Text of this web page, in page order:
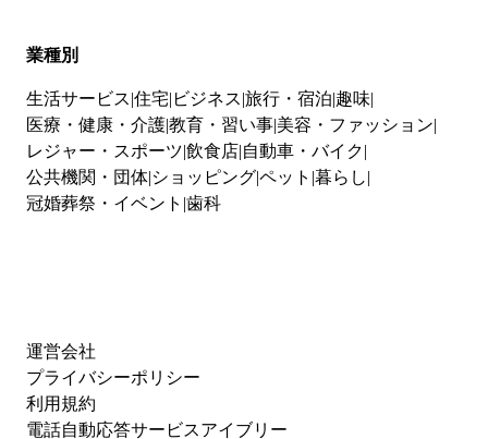
業種別
生活サービス 住宅 ビジネス 旅行・宿泊 趣味
医療・健康・介護教育・習い事 美容・ファッション
レジャー・スポーツ 飲食店 自動車・バイク
公共機関・団体 ショッピングペット 暮らし
冠婚葬祭・イベント 歯科
運営会社
プライバシーポリシー
利用規約
電話自動応答サービスアイブリー